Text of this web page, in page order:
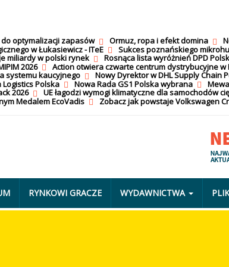
do optymalizacji zapasów Ormuz, ropa i efekt domina
w Łukasiewicz - ITeE Sukces poznańskiego
miliardy w polski rynek Rosnąca lista wyróżnień DPD
2026 Action otwiera czwarte centrum dystrybucyjne w
systemu kaucyjnego Nowy Dyrektor w DHL Supply Chain
Logistics Polska Nowa Rada GS1 Polska wybrana
2026 UE łagodzi wymogi klimatyczne dla samochodów
Medalem EcoVadis Zobacz jak powstaje Volkswagen
RYNKOWI GRACZE WYDAWNICTWA